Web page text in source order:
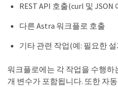
REST API 호출(curl 및
다른 Astra 워크플로 호출
기타 관련 작업(예: 필요한
워크플로에는 각 작업을 수행하
개 변수가 포함됩니다. 또한 자